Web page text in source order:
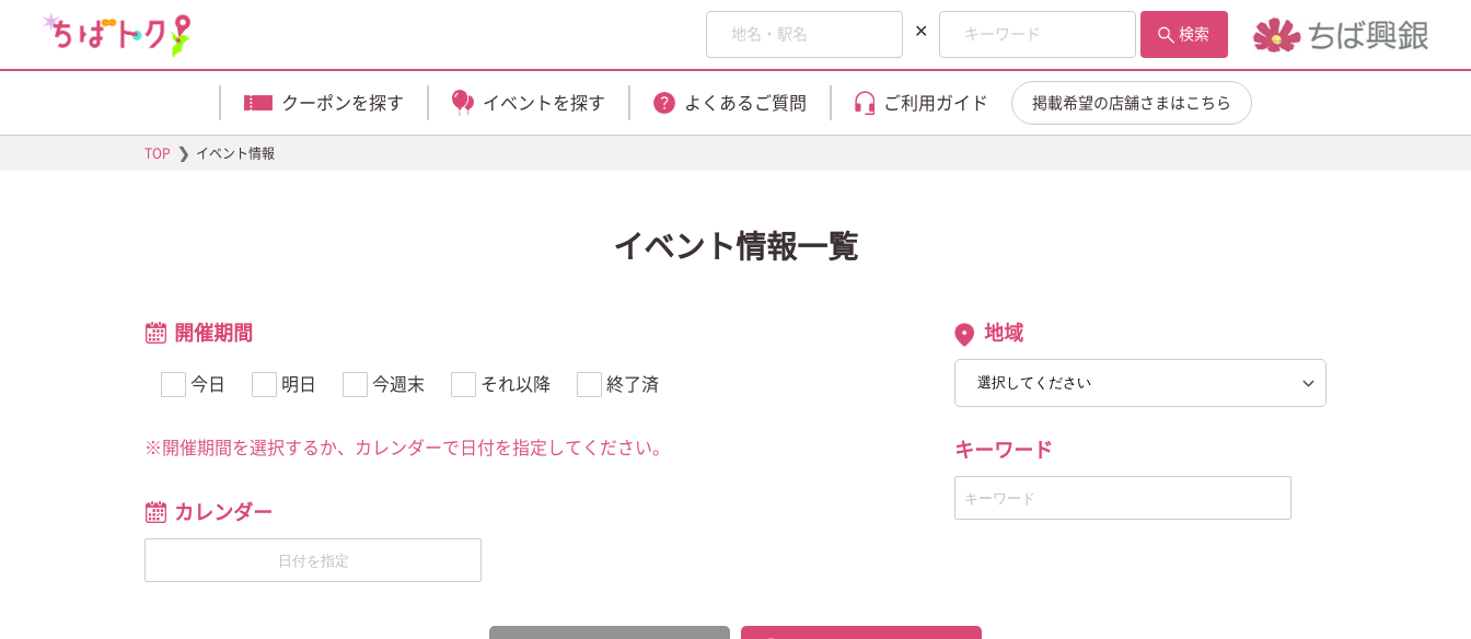
✕ 検索
クーポンを探す イベントを探す よくあるご質問 ご利用ガイド 掲載希望の店舗さまはこちら
TOP ❯ イベント情報
イベント情報一覧
開催期間
今日 明日 今週末 それ以降 終了済
※開催期間を選択するか、カレンダーで日付を指定してください。
カレンダー
地域
キーワード